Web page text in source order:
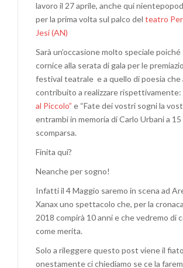
lavoro il 27 aprile, anche qui
per la prima volta sul palco del teatro
Jesi (AN)
Sarà un’occasione molto speciale poiché
cornice alla serata di gala per le
festival teatrale e a quello di poesia che
contribuito a realizzare rispettivamente:
al Piccolo” e “Fate dei vostri sogni la
entrambi in memoria di Carlo Urbani a 15
scomparsa.
Finita qui?
Neanche per sogno!
Infatti il 4 Maggio saremo in scena ad
Xanax uno spettacolo che, per la
2018 compirà 10 anni e che vedremo di
come merita.
Solo a rileggere questo post viene il
onestamente ci chiediamo se ce la